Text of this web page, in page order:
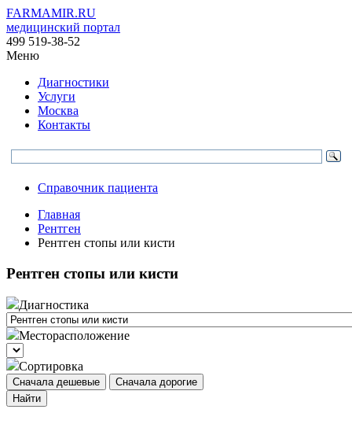
FARMAMIR.RU
медицинский портал
499 519-38-52
Меню
Диагностики
Услуги
Москва
Контакты
Справочник пациента
Главная
Рентген
Рентген стопы или кисти
Рентген стопы или кисти
Диагностика
Месторасположение
Сортировка
Сначала дешевые
Сначала дорогие
Найти